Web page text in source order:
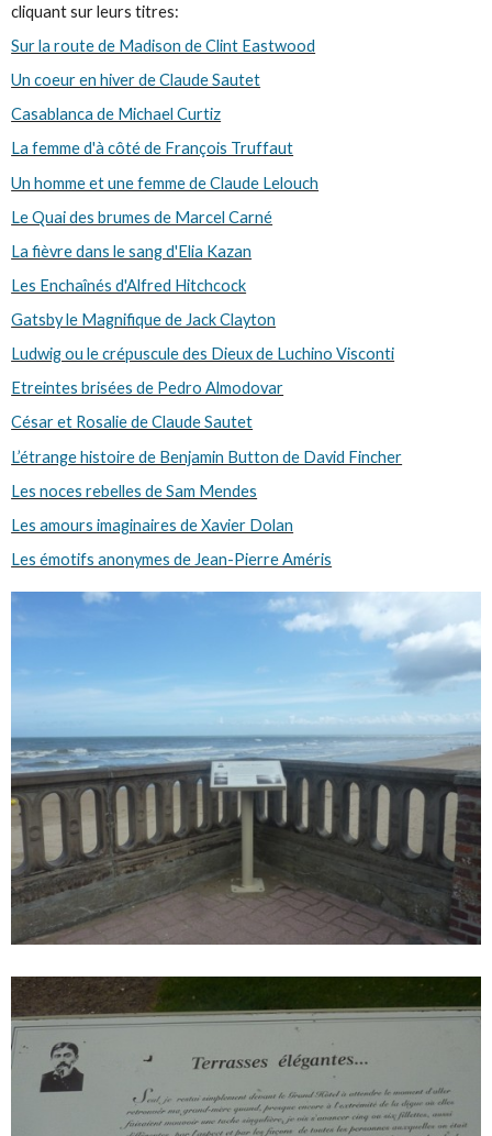
cliquant sur leurs titres:
Sur la route de Madison de Clint Eastwood
Un coeur en hiver de Claude Sautet
Casablanca de Michael Curtiz
La femme d'à côté de François Truffaut
Un homme et une femme de Claude Lelouch
Le Quai des brumes de Marcel Carné
La fièvre dans le sang d'Elia Kazan
Les Enchaînés d'Alfred Hitchcock
Gatsby le Magnifique de Jack Clayton
Ludwig ou le crépuscule des Dieux de Luchino Visconti
Etreintes brisées de Pedro Almodovar
César et Rosalie de Claude Sautet
L’étrange histoire de Benjamin Button de David Fincher
Les noces rebelles de Sam Mendes
Les amours imaginaires de Xavier Dolan
Les émotifs anonymes de Jean-Pierre Améris